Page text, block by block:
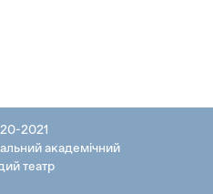
2021
академічний
театр